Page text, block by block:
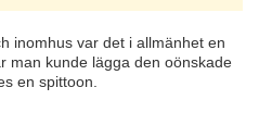
inomhus var det i allmänhet en
man kunde lägga den oönskade
en spittoon.